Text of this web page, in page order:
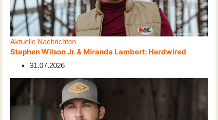
Aktuelle Nachrichten
Stephen Wilson Jr. & Miranda Lambert: Hardwired
31.07.2026